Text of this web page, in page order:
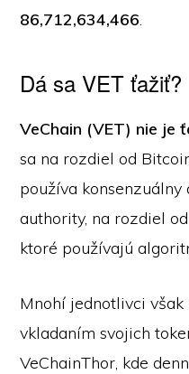
86,712,634,466.
Dá sa VET ťažiť?
VeChain (VET) nie
sa na rozdiel od
používa
authority, na rozdiel
ktoré používajú
Mnohí jednotlivci však
vkladaním svojich
VeChainThor, kde